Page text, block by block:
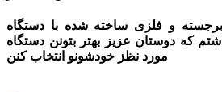
برجسته و فلزی ساخته شده با دستگاه
که دوستان عزیز بهتر بتونن دستگاه
مورد نظز خودشونو انتخاب کنن